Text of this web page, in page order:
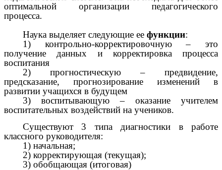
оптимальной организации педагогического
процесса.
Наука выделяет следующие еефункции:
1) контрольно-корректировочную – это
получение данных и корректировка процесса
воспитания
2) прогностическую – предвидение,
предсказание, прогнозирование изменений в
развитии учащихся в будущем
3) воспитывающую – оказание учителем
воспитательных воздействий на учеников.
Существуют 3 типа диагностики в работе
классного руководителя:
1) начальная;
2) корректирующая (текущая);
3) обобщающая (итоговая)